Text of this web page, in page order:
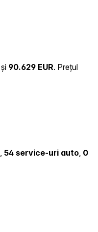
și 90.629 EUR. Prețul
, 54 service-uri auto, 0